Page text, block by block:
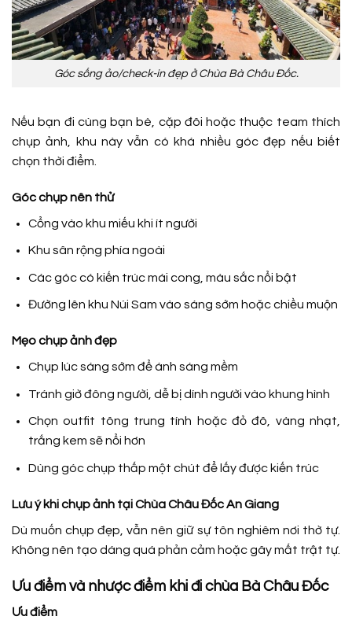
Góc sống ảo/check-in đẹp ở Chùa Bà Châu Đốc.
Nếu bạn đi cùng bạn bè, cặp đôi hoặc thuộc team thích
chụp ảnh, khu này vẫn có khá nhiều góc đẹp nếu biết
chọn thời điểm.
Góc chụp nên thử
Cổng vào khu miếu khi ít người
Khu sân rộng phía ngoài
Các góc có kiến trúc mái cong, màu sắc nổi bật
Đường lên khu Núi Sam vào sáng sớm hoặc chiều muộn
Mẹo chụp ảnh đẹp
Chụp lúc sáng sớm để ánh sáng mềm
Tránh giờ đông người, dễ bị dính người vào khung hình
Chọn outfit tông trung tính hoặc đỏ đô, vàng nhạt,
trắng kem sẽ nổi hơn
Dùng góc chụp thấp một chút để lấy được kiến trúc
Lưu ý khi chụp ảnh tại Chùa Châu Đốc An Giang
Dù muốn chụp đẹp, vẫn nên giữ sự tôn nghiêm nơi thờ tự.
Không nên tạo dáng quá phản cảm hoặc gây mất trật tự.
Ưu điểm và nhược điểm khi đi chùa Bà Châu Đốc
Ưu điểm